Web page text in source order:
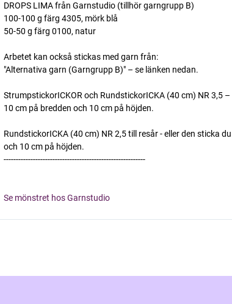
DROPS LIMA från Garnstudio (tillhör garngrupp B)
100-100 g färg 4305, mörk blå
50-50 g färg 0100, natur
Arbetet kan också stickas med garn från:
"Alternativa garn (Garngrupp B)" – se länken nedan.
StrumpstickorICKOR och RundstickorICKA (40 cm) NR 3,5
10 cm på bredden och 10 cm på höjden.
RundstickorICKA (40 cm) NR 2,5 till resår - eller den sticka
och 10 cm på höjden.
----------------------------------------------------------
Se mönstret hos Garnstudio